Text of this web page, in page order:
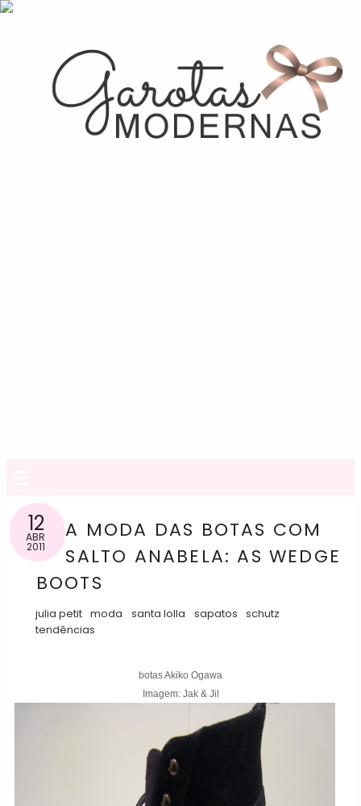
12
ABR
2011
A MODA DAS BOTAS COM
SALTO ANABELA: AS WEDGE
BOOTS
julia petit moda santa lolla sapatos
schutz
tendências
botas Akiko Ogawa
Imagem: Jak & Jil